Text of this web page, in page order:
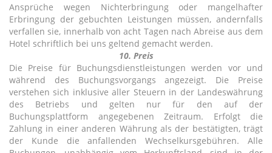
Ansprüche wegen Nichterbringung oder mangelhafter
Erbringung der gebuchten Leistungen müssen, andernfalls
verfallen sie, innerhalb von acht Tagen nach Abreise aus dem
Hotel schriftlich bei uns geltend gemacht werden.
10. Preis
Die Preise für Buchungsdienstleistungen werden vor und
während des Buchungsvorgangs angezeigt. Die Preise
verstehen sich inklusive aller Steuern in der Landeswährung
des Betriebs und gelten nur für den auf der
Buchungsplattform angegebenen Zeitraum. Erfolgt die
Zahlung in einer anderen Währung als der bestätigten, trägt
der Kunde die anfallenden Wechselkursgebühren. Alle